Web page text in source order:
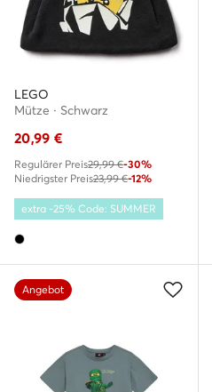
LEGO
Mütze · Schwarz
20,99 €
Regulärer Preis29,99 €-30%
Niedrigster Preis23,99 €-12%
extra -25% Code: SUMMER
Angebot